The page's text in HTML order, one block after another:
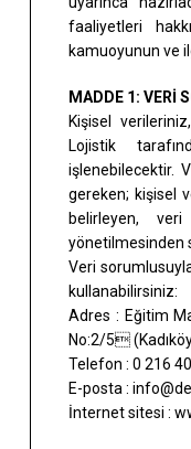
faaliyetleri
kamuoyunun ve
MADDE 1: VERİ
Kişisel
Lojistik
işlenebilecektir.
gereken; kişisel
belirleyen,
yönetilmesinden
Veri
kullanabilirsiniz:
Adres : Eğitim
No:2/5
Telefon : 0 216
E-posta :
İnternet sitesi :